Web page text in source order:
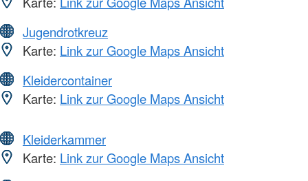
Jugendrotkreuz
Karte: Link zur Google Maps Ansicht
Kleidercontainer
Karte: Link zur Google Maps Ansicht
Kleiderkammer
Karte: Link zur Google Maps Ansicht